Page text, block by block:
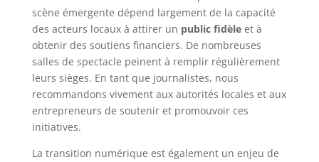
scène émergente dépend largement de la capacité
des acteurs locaux à attirer un public fidèleet à
obtenir des soutiens financiers. De nombreuses
salles de spectacle peinent à remplir régulièrement
leurs sièges. En tant que journalistes, nous
recommandons vivement aux autorités locales et aux
entrepreneurs de soutenir et promouvoir ces
initiatives.
La transition numérique est également un enjeu de